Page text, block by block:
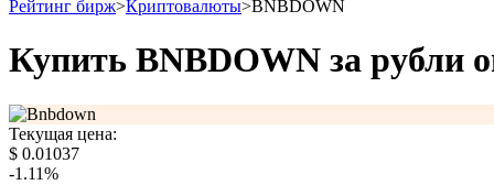
Рейтинг бирж>Криптовалюты>BNBDOWN
Купить BNBDOWN за рубли
Текущая цена:
$ 0.01037
-1.11%